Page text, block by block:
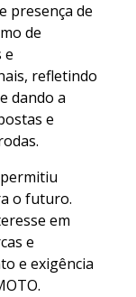
presença de
de
e
refletindo
dando a
e
o futuro.
em
e
e exigência